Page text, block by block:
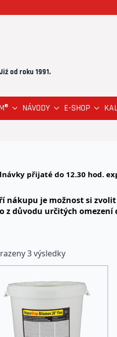
od roku 1991.
NÁVODY E-SHOP
přijatédo 12.30 hod.
nákupu je možnost si
z důvodu určitých omezení
3 výsledky